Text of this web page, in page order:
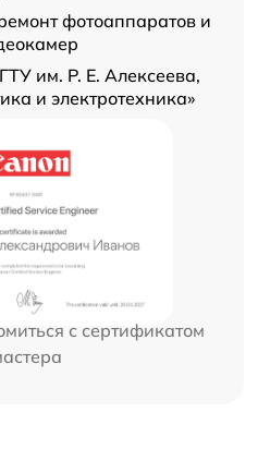
фотоаппаратов и
им. Р. Е. Алексеева,
и электротехника»
с сертификатом